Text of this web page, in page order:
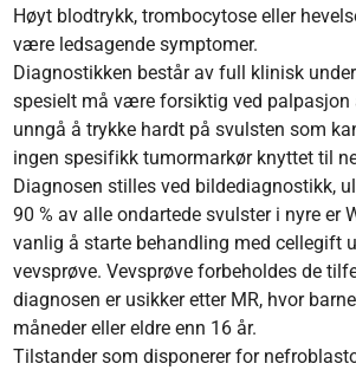
Høyt blodtrykk, trombocytose eller
være ledsagende symptomer.
Diagnostikken består av full klinisk
spesielt må være forsiktig ved palpasjon
unngå å trykke hardt på svulsten som
ingen spesifikk tumormarkør knyttet til
Diagnosen stilles ved bildediagnostikk,
90 % av alle ondartede svulster i nyre er
vanlig å starte behandling med cellegift
vevsprøve. Vevsprøve forbeholdes de
diagnosen er usikker etter MR, hvor
måneder eller eldre enn 16 år.
Tilstander som disponerer for